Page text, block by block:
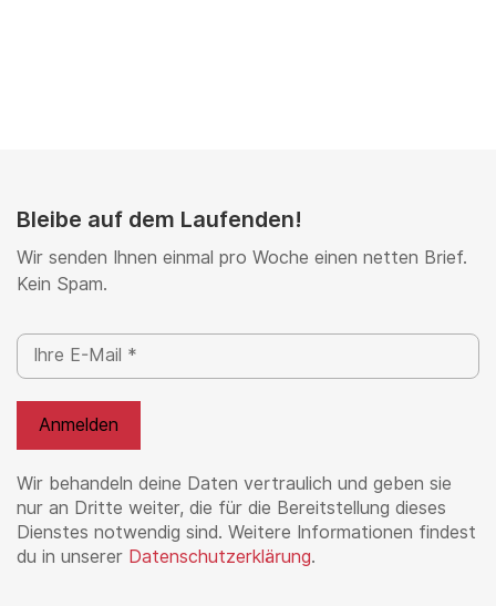
Bleibe auf dem Laufenden!
Wir senden Ihnen einmal pro Woche einen netten Brief.
Kein Spam.
Wir behandeln deine Daten vertraulich und geben sie
nur an Dritte weiter, die für die Bereitstellung dieses
Dienstes notwendig sind. Weitere Informationen findest
du in unserer Datenschutzerklärung.